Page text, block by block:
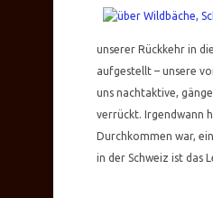
unserer Rückkehr in
aufgestellt – unsere
uns nachtaktive,
verrückt. Irgendwann
Durchkommen war,
in der Schweiz ist das